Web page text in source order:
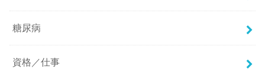
糖尿病
資格／仕事